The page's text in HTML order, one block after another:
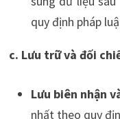
quy định pháp
c. Lưu trữ và đối
Lưu biên nhận
nhất theo quy